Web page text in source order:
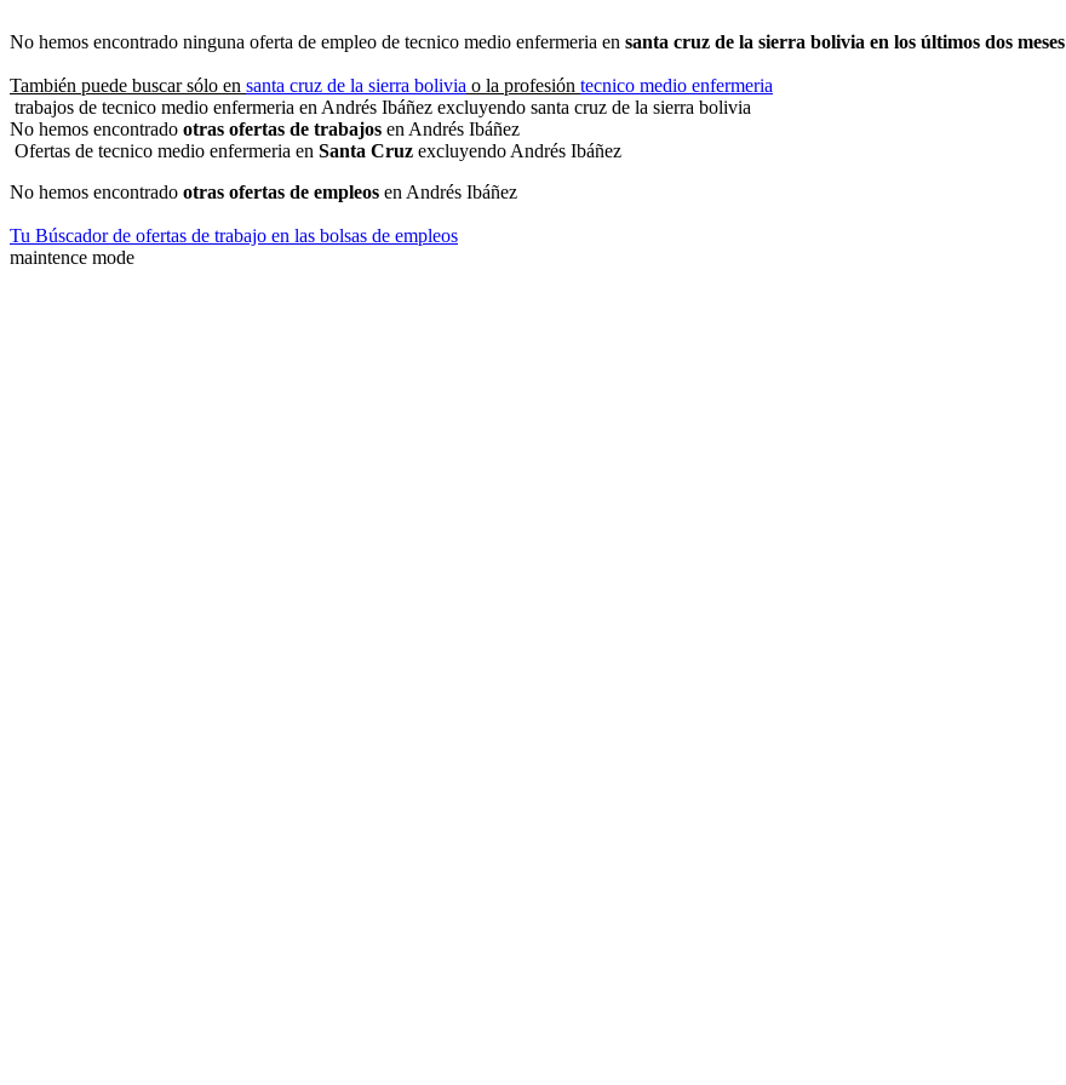
No hemos encontrado ninguna oferta de empleo de tecnico medio enfermeria en santa cruz de la sierra bolivia en los últimos dos meses
También puede buscar sólo en santa cruz de la sierra bolivia o la profesión tecnico medio enfermeria
trabajos de tecnico medio enfermeria en Andrés Ibáñez excluyendo santa cruz de la sierra bolivia
No hemos encontrado otras ofertas de trabajos en Andrés Ibáñez
Ofertas de tecnico medio enfermeria en Santa Cruz excluyendo Andrés Ibáñez
No hemos encontrado otras ofertas de empleos en Andrés Ibáñez
Tu Búscador de ofertas de trabajo en las bolsas de empleos
maintence mode